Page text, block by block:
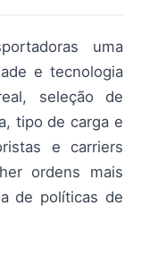
uma
e tecnologia
seleção de
tipo de carga e
e carriers
ordens mais
de políticas de